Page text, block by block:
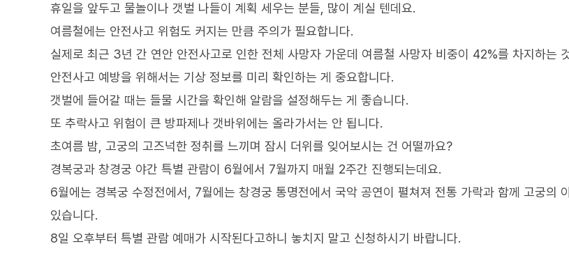
휴일을 앞두고 물놀이나 갯벌 나들이 계획 세우는 분들, 많이 계실 텐데요.
여름철에는 안전사고 위험도 커지는 만큼 주의가 필요합니다.
실제로 최근 3년 간 연안 안전사고로 인한 전체 사망자 가운데 여름철 사망자 비중이 42%를 차지하는
안전사고 예방을 위해서는 기상 정보를 미리 확인하는 게 중요합니다.
갯벌에 들어갈 때는 들물 시간을 확인해 알람을 설정해두는 게 좋습니다.
또 추락사고 위험이 큰 방파제나 갯바위에는 올라가서는 안 됩니다.
초여름 밤, 고궁의 고즈넉한 정취를 느끼며 잠시 더위를 잊어보시는 건 어떨까요?
경복궁과 창경궁 야간 특별 관람이 6월에서 7월까지 매월 2주간 진행되는데요.
6월에는 경복궁 수정전에서, 7월에는 창경궁 통명전에서 국악 공연이 펼쳐져 전통 가락과 함께 고궁의
있습니다.
8일 오후부터 특별 관람 예매가 시작된다고하니 놓치지 말고 신청하시기 바랍니다.